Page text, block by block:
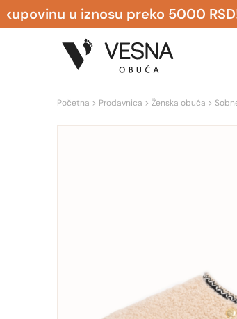
u iznosu preko 5000
Početna > Prodavnica > Ženska obuća >